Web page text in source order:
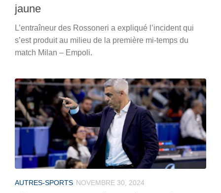
jaune
L’entraîneur des Rossoneri a expliqué l’incident qui
s’est produit au milieu de la première mi-temps du
match Milan – Empoli.
AUTRES-SPORTS NOVEMBRE 30, 2024